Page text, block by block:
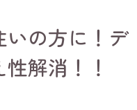
の方に！デ
解消！！